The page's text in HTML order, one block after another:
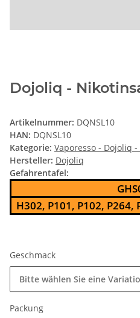
Dojoliq -
Artikelnummer: DQNSL10
HAN: DQNSL10
Kategorie: Vaporesso - Dojoliq
Hersteller: Dojoliq
Gefahrentafel:
H302, P101, P102, P264,
Geschmack
Bitte wählen Sie eine
Packung